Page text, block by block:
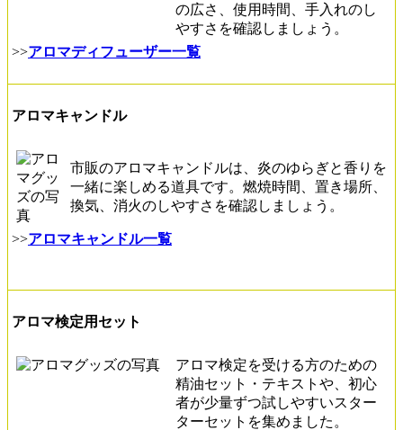
の広さ、使用時間、手入れのし
やすさを確認しましょう。
>>アロマディフューザー一覧
アロマキャンドル
市販のアロマキャンドルは、炎のゆらぎと香りを
一緒に楽しめる道具です。燃焼時間、置き場所、
換気、消火のしやすさを確認しましょう。
>>アロマキャンドル一覧
アロマ検定用セット
アロマ検定を受ける方のための
精油セット・テキストや、初心
者が少量ずつ試しやすいスター
ターセットを集めました。